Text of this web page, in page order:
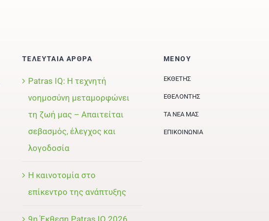
ΤΕΛΕΥΤΑΙΑ ΑΡΘΡΑ
Patras IQ: Η τεχνητή
νοημοσύνη μεταμορφώνει
τη ζωή μας – Απαιτείται
σεβασμός, έλεγχος και
λογοδοσία
Η καινοτομία στο
επίκεντρο της ανάπτυξης
9η Έκθεση Patras IQ 2026
ΜΕΝΟΥ
ΕΚΘΈΤΗΣ
ΕΘΕΛΟΝΤΉΣ
ΤΑ ΝΈΑ ΜΑΣ
ΕΠΙΚΟΙΝΩΝΊΑ